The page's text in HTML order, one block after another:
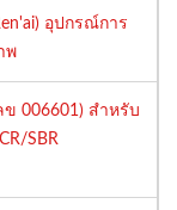
อุปกรณ์การ
พ
ข 006601) สำหรับ
SBR